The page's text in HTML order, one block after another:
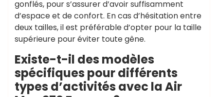
gonflés, pour s’assurer d’avoir suffisamment
d’espace et de confort. En cas d’hésitation entre
deux tailles, il est préférable d’opter pour la taille
supérieure pour éviter toute gêne.
Existe-t-il des modèles
spécifiques pour différents
types d’activités avec la Air